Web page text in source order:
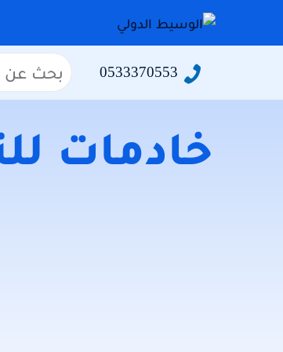
0533370553
البحث
عن:
خادمات